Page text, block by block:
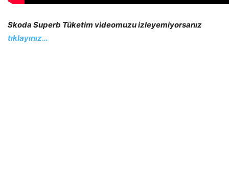
Skoda Superb Tüketim videomuzu izleyemiyorsanız
tıklayınız…